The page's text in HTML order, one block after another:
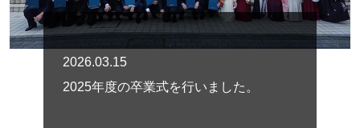
2026.03.15
2025年度の卒業式を行いました。